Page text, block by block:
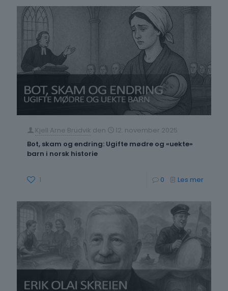
Kjell Arne Brudvik den
12. november 2025
Bot, skam og endring: Ugifte mødre og «uekte»
barn i norsk historie
1 0 Les mer-